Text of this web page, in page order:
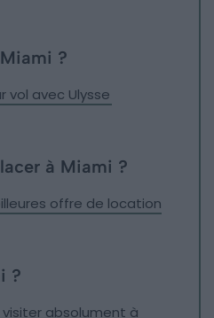
?
vol avec Ulysse
à Miami ?
offre de location
?
visiter absolument à